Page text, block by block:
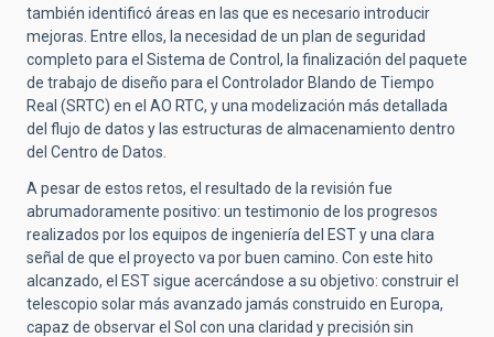
también identificó áreas en las que es necesario introducir
mejoras. Entre ellos, la necesidad de un plan de seguridad
completo para el Sistema de Control, la finalización del paquete
de trabajo de diseño para el Controlador Blando de Tiempo
Real (SRTC) en el AO RTC, y una modelización más detallada
del flujo de datos y las estructuras de almacenamiento dentro
del Centro de Datos.
A pesar de estos retos, el resultado de la revisión fue
abrumadoramente positivo: un testimonio de los progresos
realizados por los equipos de ingeniería del EST y una clara
señal de que el proyecto va por buen camino. Con este hito
alcanzado, el EST sigue acercándose a su objetivo: construir el
telescopio solar más avanzado jamás construido en Europa,
capaz de observar el Sol con una claridad y precisión sin